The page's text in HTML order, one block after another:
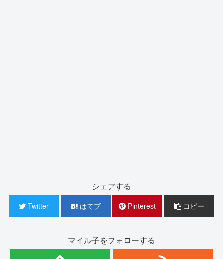
シェアする
Twitter はてブ Pinterest コピー
マイル子をフォローする